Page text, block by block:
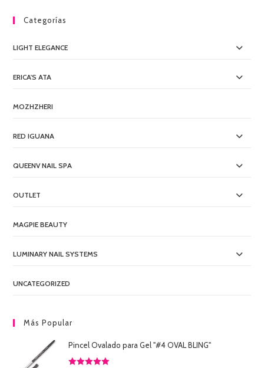
Categorías
LIGHT ELEGANCE
ERICA'S ATA
MOZHZHERI
RED IGUANA
QUEENV NAIL SPA
OUTLET
MAGPIE BEAUTY
LUMINARY NAIL SYSTEMS
UNCATEGORIZED
Más Popular
Pincel Ovalado para Gel "#4 OVAL BLING"